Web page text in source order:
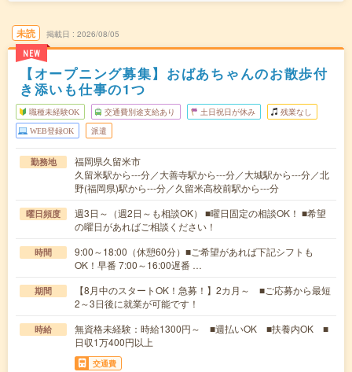
未読
NEW
掲載日 2026/08/05
【オープニング募集】おばあちゃんのお散歩付
き添いも仕事の1つ
職種未経験OK 交通費別途支給あり 土日祝日が休み 残業なし
WEB登録OK 派遣
勤務地
福岡県久留米市
久留米駅から---分／大善寺駅から---分／大城駅から---分／北
野(福岡県)駅から---分／久留米高校前駅から---分
曜日頻度
週3日～（週2日～も相談OK） ■曜日固定の相談OK！ ■希望
の曜日があればご相談ください！
時間
9:00～18:00（休憩60分）■ご希望があれば下記シフトも
OK！早番 7:00～16:00遅番 …
期間
【8月中のスタートOK！急募！】2カ月～ ■ご応募から最短
2～3日後に就業が可能です！
時給
無資格未経験：時給1300円～ ■週払いOK ■扶養内OK ■
日収1万400円以上
交通費